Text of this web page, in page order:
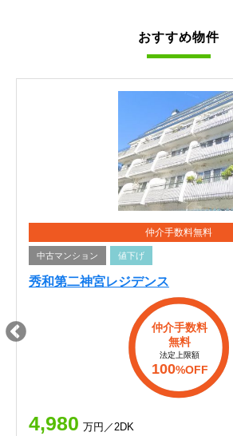
おすすめ物件
仲介手数料無料
中古マンション 値下げ
秀和第二神宮レジデンス
仲介手数料
無料
法定上限額
100%OFF
4,980 万円／2DK